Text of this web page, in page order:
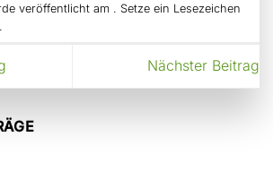
veröffentlicht am . Setze ein Lesezeichen
.
Nächster Beitrag